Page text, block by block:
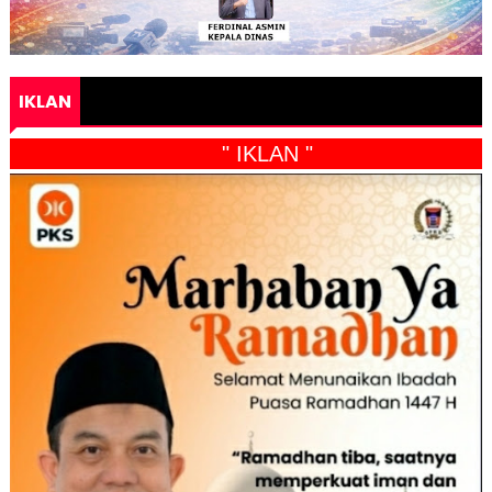
IKLAN
" IKLAN "